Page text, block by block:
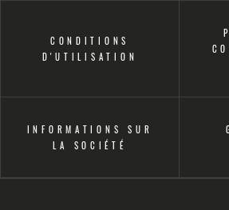
CONDITIONS
D'UTILISATION
INFORMATIONS SUR
LA SOCIÉTÉ